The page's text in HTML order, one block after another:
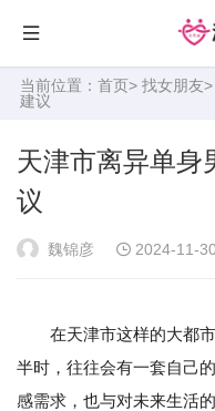
当前位置： 首页> 找女朋友
建议
天津市离异单身
议
魏锦彦 2024-11-
在天津市这样的大都
半时，往往会有一套自己
感需求，也与对未来生活